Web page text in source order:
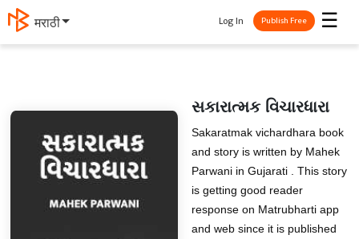
मराठी ☰
Log In Publish Free
સકારાત્મક વિચારધારા
Sakaratmak vichardhara book
and story is written by Mahek
Parwani in Gujarati . This story
is getting good reader
response on Matrubharti app
and web since it is published